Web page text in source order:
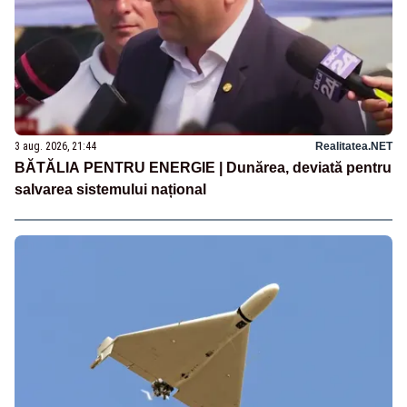
3 aug. 2026, 21:44 Realitatea.NET
BĂTĂLIA PENTRU ENERGIE | Dunărea, deviată pentru
salvarea sistemului național